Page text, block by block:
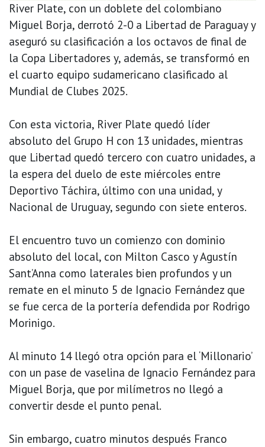
River Plate, con un doblete del colombiano
Miguel Borja, derrotó 2-0 a Libertad de Paraguay y
aseguró su clasificación a los octavos de final de
la Copa Libertadores y, además, se transformó en
el cuarto equipo sudamericano clasificado al
Mundial de Clubes 2025.
Con esta victoria, River Plate quedó líder
absoluto del Grupo H con 13 unidades, mientras
que Libertad quedó tercero con cuatro unidades, a
la espera del duelo de este miércoles entre
Deportivo Táchira, último con una unidad, y
Nacional de Uruguay, segundo con siete enteros.
El encuentro tuvo un comienzo con dominio
absoluto del local, con Milton Casco y Agustín
Sant’Anna como laterales bien profundos y un
remate en el minuto 5 de Ignacio Fernández que
se fue cerca de la portería defendida por Rodrigo
Morinigo.
Al minuto 14 llegó otra opción para el ‘Millonario’
con un pase de vaselina de Ignacio Fernández para
Miguel Borja, que por milímetros no llegó a
convertir desde el punto penal.
Sin embargo, cuatro minutos después Franco